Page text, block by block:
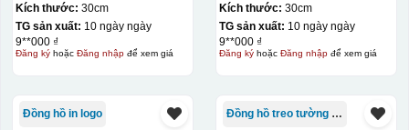
Kích thước: 30cm
TG sản xuất: 10 ngày ngày
9**000 ₫
Đăng kýhoặc Đăng nhậpđể xem giá
Kích thước: 30cm
TG sản xuất: 10 ngày ngày
9**000 ₫
Đăng kýhoặc Đăng nhậpđể xem giá
Đồng hồ in logo Đồng hồ treo tường giá rẻ